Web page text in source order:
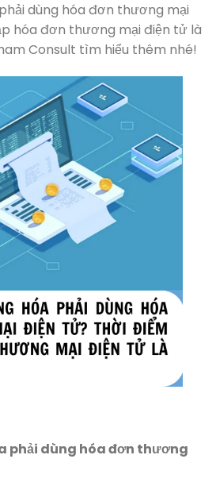
dùng hóa đơn thương mại
hóa đơn thương mại điện tử là
Consult tìm hiểu thêm nhé!
phải dùng hóa đơn thương